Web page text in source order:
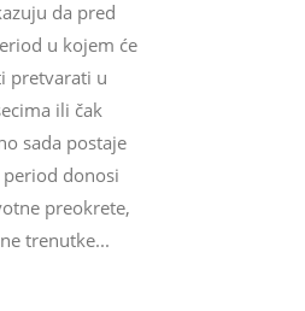
da pred
u kojem će
pretvarati u
ili čak
sada postaje
period donosi
preokrete,
trenutke...